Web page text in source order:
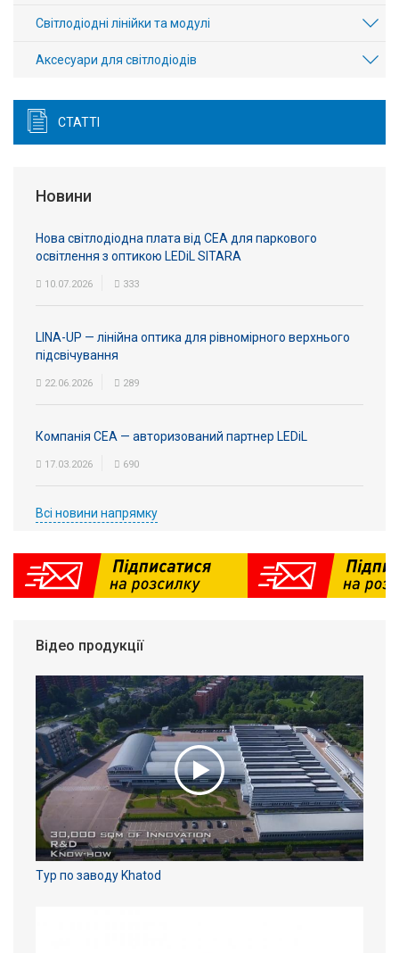
Світлодіодні лінійки та модулі
Аксесуари для світлодіодів
СТАТТІ
Новини
Нова світлодіодна плата від СЕА для паркового
освітлення з оптикою LEDiL SITARA
10.07.2026 333
LINA-UP — лінійна оптика для рівномірного верхнього
підсвічування
22.06.2026 289
Компанія СЕА — авторизований партнер LEDiL
17.03.2026 690
Всі новини напрямку
Відео продукції
Тур по заводу Khatod